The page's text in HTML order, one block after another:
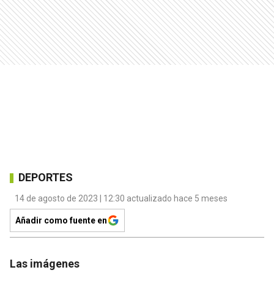
DEPORTES
14 de agosto de 2023 | 12:30 actualizado hace 5 meses
Añadir como fuente en
Las imágenes